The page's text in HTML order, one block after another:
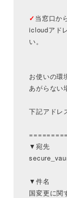
✓ 当窓口か
icloudアド
い。
お使いの環
あがらない
下記アドレ
▼宛先
▼件名
国変更に関